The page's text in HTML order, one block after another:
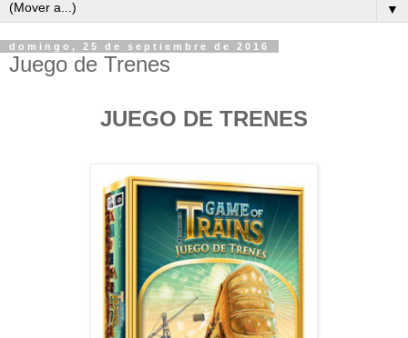
▼
domingo, 25 de septiembre de 2016
Juego de Trenes
JUEGO DE TRENES